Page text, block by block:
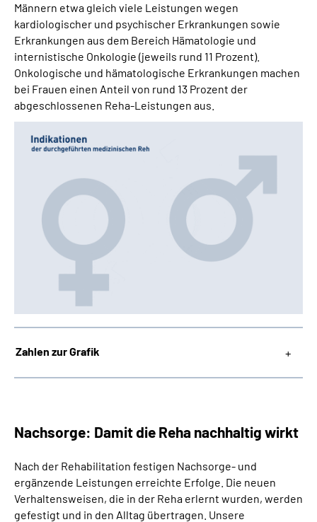
Männern etwa gleich viele Leistungen wegen
kardiologischer und psychischer Erkrankungen sowie
Erkrankungen aus dem Bereich Hämatologie und
internistische Onkologie (jeweils rund 11 Prozent).
Onkologische und hämatologische Erkrankungen machen
bei Frauen einen Anteil von rund 13 Prozent der
abgeschlossenen Reha-Leistungen aus.
Zahlen zur Grafik
Nachsorge: Damit die Reha nachhaltig wirkt
Nach der Rehabilitation festigen Nachsorge- und
ergänzende Leistungen erreichte Erfolge. Die neuen
Verhaltensweisen, die in der Reha erlernt wurden, werden
gefestigt und in den Alltag übertragen. Unsere